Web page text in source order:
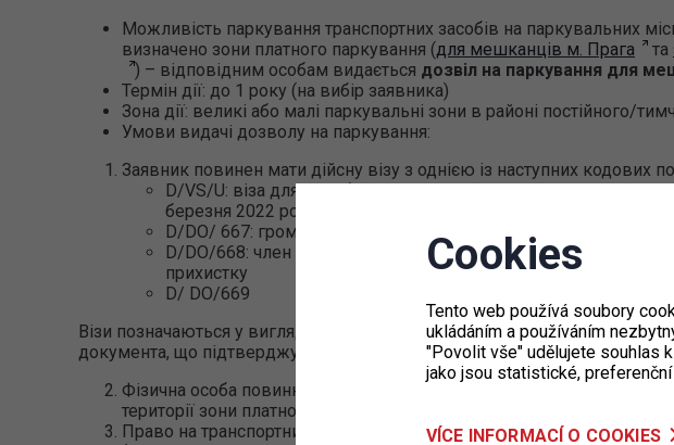
Можливість паркування транспортних засобів на паркувальних
визначено зони платного паркування (для мешканців м. Прага та
) – відповідним особам видається дозвіл на паркування для
Термін дії: до 1 року (на вибір заявника)
Зона дії: великі або малі паркувальні зони в районі постійного/
Умови видачі дозволу на паркування:
Заявник повинен мати дійсну візу з однією із наступних кодових
D/VS/U: віза для перебування понад 90 днів з метою
березня 2022 року)
D/DО/ 667: громадянин України
D/DО/668: член сім’ї громадянина України – власника візи з
прихистку
D/ DO/669
Візи позначаються у вигляді візових наклейок у проїзних документах
документа, що підтверджує перетин кордону.
Фізична особа повинна мати місце постійного або тимчасового
території зони платного паркування (ЗПП).
Право на транспортний засіб: підтверджується техпаспортом
Cookies
Tento web používá soubory
ukládáním a používáním
"Povolit vše" udělujete souhlas
jako jsou statistické,
VÍCE INFORMACÍ O COOKIES